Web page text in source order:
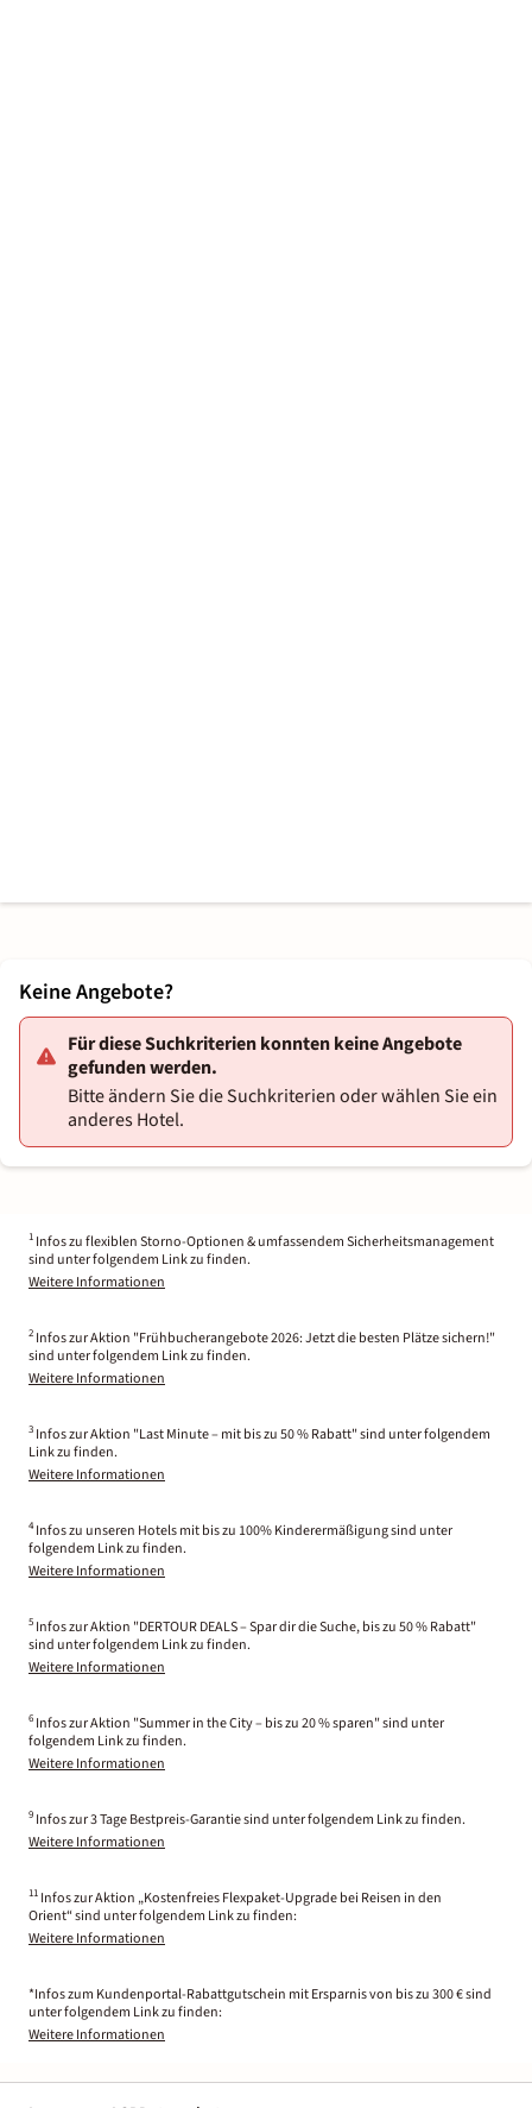
Keine Angebote?
Für diese Suchkriterien konnten keine Angebote
gefunden werden.
Bitte ändern Sie die Suchkriterien oder wählen Sie ein
anderes Hotel.
1 Infos zu flexiblen Storno-Optionen & umfassendem Sicherheitsmanagement
sind unter folgendem Link zu finden.
Weitere Informationen
2 Infos zur Aktion "Frühbucherangebote 2026: Jetzt die besten Plätze sichern!"
sind unter folgendem Link zu finden.
Weitere Informationen
3 Infos zur Aktion "Last Minute – mit bis zu 50 % Rabatt" sind unter folgendem
Link zu finden.
Weitere Informationen
4 Infos zu unseren Hotels mit bis zu 100% Kinderermäßigung sind unter
folgendem Link zu finden.
Weitere Informationen
5 Infos zur Aktion "DERTOUR DEALS – Spar dir die Suche, bis zu 50 % Rabatt"
sind unter folgendem Link zu finden.
Weitere Informationen
6 Infos zur Aktion "Summer in the City – bis zu 20 % sparen" sind unter
folgendem Link zu finden.
Weitere Informationen
9 Infos zur 3 Tage Bestpreis-Garantie sind unter folgendem Link zu finden.
Weitere Informationen
11 Infos zur Aktion „Kostenfreies Flexpaket-Upgrade bei Reisen in den
Orient“ sind unter folgendem Link zu finden:
Weitere Informationen
*Infos zum Kundenportal-Rabattgutschein mit Ersparnis von bis zu 300 € sind
unter folgendem Link zu finden:
Weitere Informationen